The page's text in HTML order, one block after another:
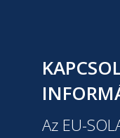
Az EU-